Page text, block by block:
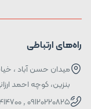
راه‌های ارتباطی
میدان حسن آباد ،
بنزین، کوچه احمد
09120220825 , 02166414700